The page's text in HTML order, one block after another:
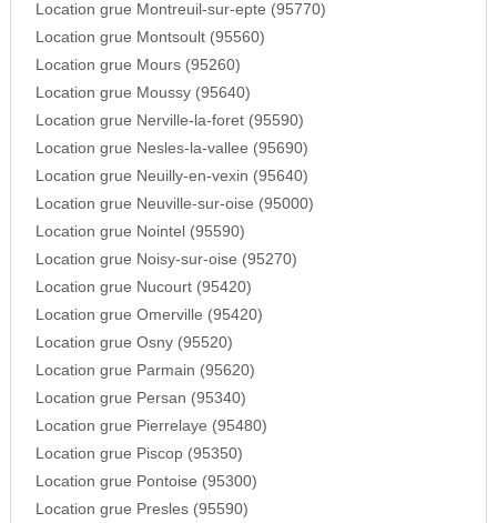
Location grue Montreuil-sur-epte (95770)
Location grue Montsoult (95560)
Location grue Mours (95260)
Location grue Moussy (95640)
Location grue Nerville-la-foret (95590)
Location grue Nesles-la-vallee (95690)
Location grue Neuilly-en-vexin (95640)
Location grue Neuville-sur-oise (95000)
Location grue Nointel (95590)
Location grue Noisy-sur-oise (95270)
Location grue Nucourt (95420)
Location grue Omerville (95420)
Location grue Osny (95520)
Location grue Parmain (95620)
Location grue Persan (95340)
Location grue Pierrelaye (95480)
Location grue Piscop (95350)
Location grue Pontoise (95300)
Location grue Presles (95590)